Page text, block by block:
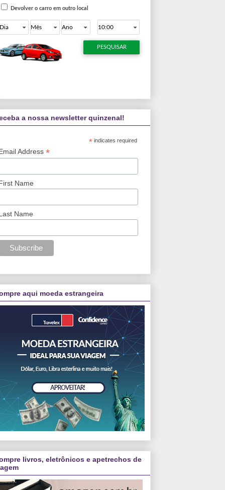
a nossa newsletter quinzenal!
*indicates required
Address *
Name
Name
aqui moeda estrangeira
livros, eletrônicos e apetrechos de